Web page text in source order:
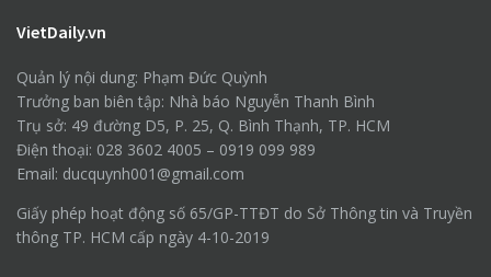
VietDaily.vn
Quản lý nội dung: Phạm Đức Quỳnh
Trưởng ban biên tập: Nhà báo Nguyễn Thanh Bình
Trụ sở: 49 đường D5, P. 25, Q. Bình Thạnh, TP. HCM
Điện thoại: 028 3602 4005 – 0919 099 989
Email: ducquynh001@gmail.com
Giấy phép hoạt động số 65/GP-TTĐT do Sở Thông tin và Truyền
thông TP. HCM cấp ngày 4-10-2019